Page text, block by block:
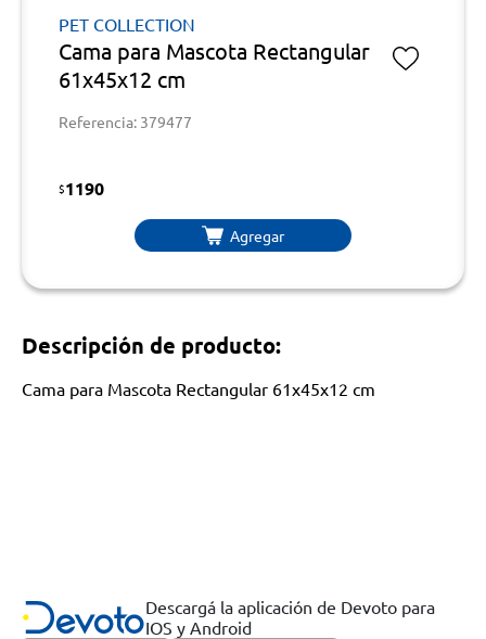
PET COLLECTION
Cama para Mascota Rectangular
61x45x12 cm
Referencia: 379477
$1190
Agregar
Descripción de producto:
Cama para Mascota Rectangular 61x45x12 cm
Descargá la aplicación de Devoto para
IOS y Android